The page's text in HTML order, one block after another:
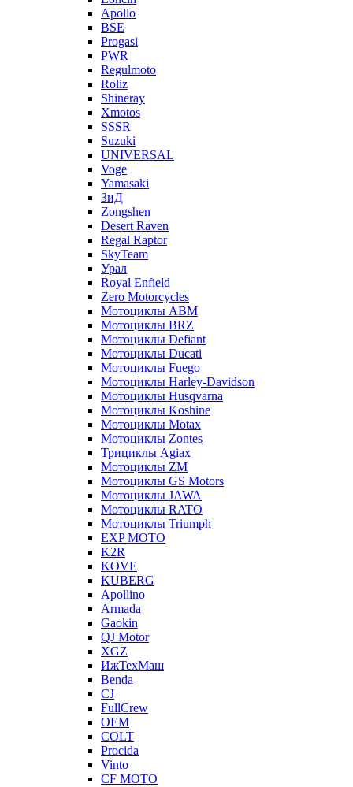
Apollo
BSE
Progasi
PWR
Regulmoto
Roliz
Shineray
Xmotos
SSSR
Suzuki
UNIVERSAL
Voge
Yamasaki
ЗиД
Zongshen
Desert Raven
Regal Raptor
SkyTeam
Урал
Royal Enfield
Zero Motorcycles
Мотоциклы ABM
Мотоциклы BRZ
Мотоциклы Defiant
Мотоциклы Ducati
Мотоциклы Fuego
Мотоциклы Harley-Davidson
Мотоциклы Husqvarna
Мотоциклы Koshine
Мотоциклы Motax
Мотоциклы Zontes
Трициклы Agiax
Мотоциклы ZM
Мотоциклы GS Motors
Мотоциклы JAWA
Мотоциклы RATO
Мотоциклы Triumph
EXP MOTO
K2R
KOVE
KUBERG
Apollino
Armada
Gaokin
QJ Motor
XGZ
ИжТехМаш
Benda
CJ
FullCrew
OEM
COLT
Procida
Vinto
CF MOTO